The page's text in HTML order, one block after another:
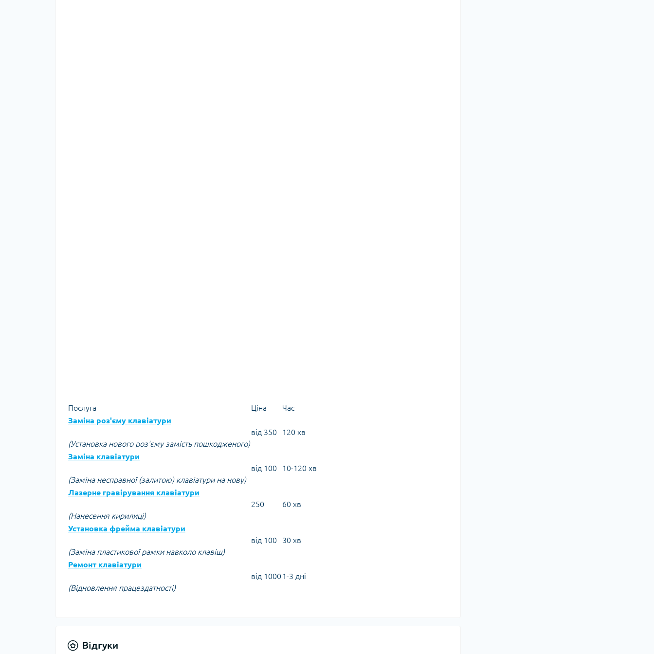
Послуга Ціна
Час
Заміна роз'єму клавіатури
(Установка нового роз'єму замість пошкодженого)
від 350 120 хв
Заміна клавіатури
(Заміна несправної (залитою) клавіатури на нову)
від 100 10-120 хв
Лазерне гравірування клавіатури
(Нанесення кирилиці)
250 60 хв
Установка фрейма клавіатури
(Заміна пластикової рамки навколо клавіш)
від 100 30 хв
Ремонт клавіатури
(Відновлення працездатності)
від 1000 1-3 дні
Відгуки